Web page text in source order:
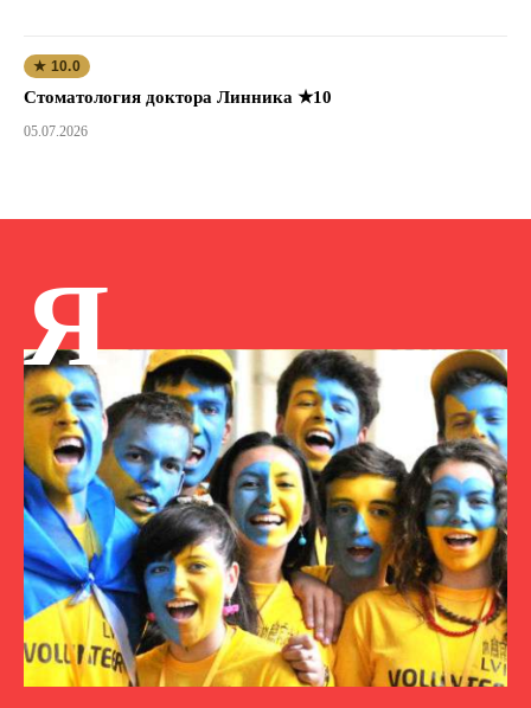
★ 10.0
Стоматология доктора Линника ★10
05.07.2026
Я